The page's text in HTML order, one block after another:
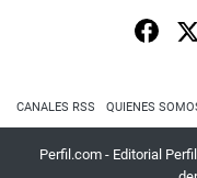
CANALES RSS QUIENES
Perfil.com - Editorial